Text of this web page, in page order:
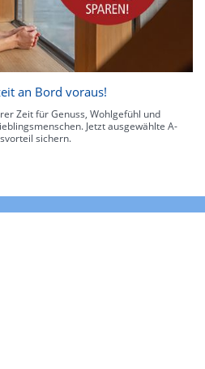
an Bord voraus!
Zeit für Genuss, Wohlgefühl und
Jetzt ausgewählte A-
sichern.